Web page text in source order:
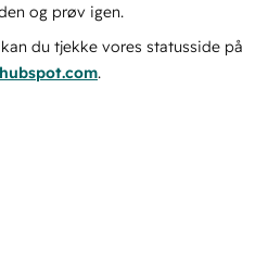
og prøv igen.
du tjekke vores statusside på
.